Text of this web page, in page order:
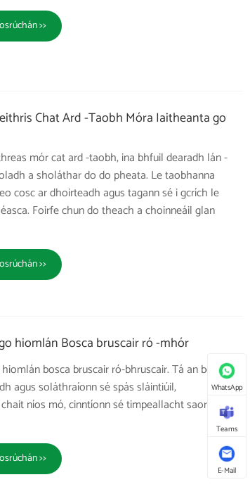
>>
Chat Ard -Taobh Móra Iaitheanta go
mór cat ard -taobh, ina bhfuil dearadh lán -
a sholáthar do do pheata. Le taobhanna
cosc ​​ar dhoirteadh agus tagann sé i gcrích le
Foirfe chun do theach a choinneáil glan
>>
hiomlán Bosca bruscair ró -mhór
bosca bruscair ró-bhruscair. Tá an bosca
agus soláthraíonn sé spás sláintiúil,
níos mó, cinntíonn sé timpeallacht saor ó
>>
WhatsApp
Teams
E-Mail